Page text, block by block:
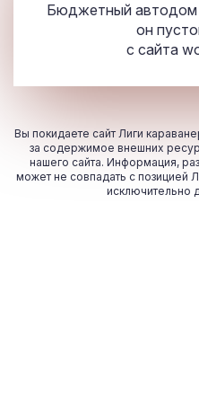
Бюджетный
он
с сайта
Вы покидаете сайт Лиги
за содержимое внешних
нашего сайта. Информация,
может не совпадать с позицией
исключительно